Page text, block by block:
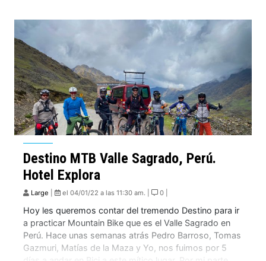
Destino MTB Valle Sagrado, Perú.
Hotel Explora
Large el 04/01/22 a las 11:30 am. | 0 |
Hoy les queremos contar del tremendo Destino para ir
a practicar Mountain Bike que es el Valle Sagrado en
Perú. Hace unas semanas atrás Pedro Barroso, Tomas
Gazmuri, Matías de la Maza y Yo, nos fuimos por 5